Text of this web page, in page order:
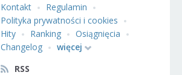
Kontakt
Regulamin
Polityka prywatności i cookies
Hity
Ranking
Osiągnięcia
Changelog
więcej
RSS